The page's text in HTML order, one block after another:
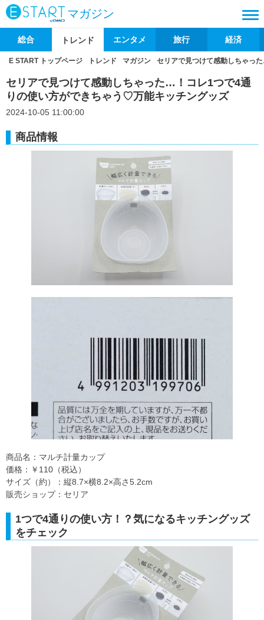
マガジン
総合 トレンド エンタメ 旅行 経済
E START トップページ トレンド マガジン セリアで見つけて感動しちゃっ
セリアで見つけて感動しちゃった…！コレ1つで4通
りの使い方ができちゃう♡万能キッチングッズ
2024-10-05 11:00:00
商品情報
商品名：マルチ計量カップ
価格：￥110（税込）
サイズ（約）：縦8.7×横8.2×高さ5.2cm
販売ショップ：セリア
1つで4通りの使い方！？気になるキッチングッズ
をチェック